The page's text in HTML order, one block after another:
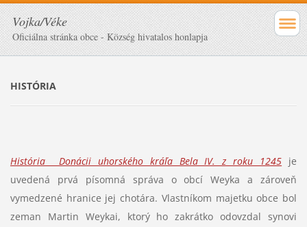
Vojka/Véke
Oficiálna stránka obce - Község hivatalos honlapja
HISTÓRIA
História Donácii uhorského kráľa Bela IV. z roku 1245 je
uvedená prvá písomná správa o obcí Weyka a zároveň
vymedzené hranice jej chotára. Vlastníkom majetku obce bol
zeman Martin Weykai, ktorý ho zakrátko odovzdal synovi